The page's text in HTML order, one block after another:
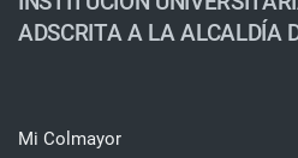
ADSCRITA A LA ALCALDÍA
Mi Colmayor